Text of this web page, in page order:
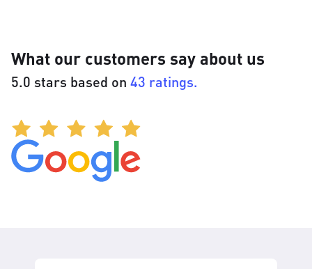
What our customers say about us
5.0 stars based on 43 ratings.